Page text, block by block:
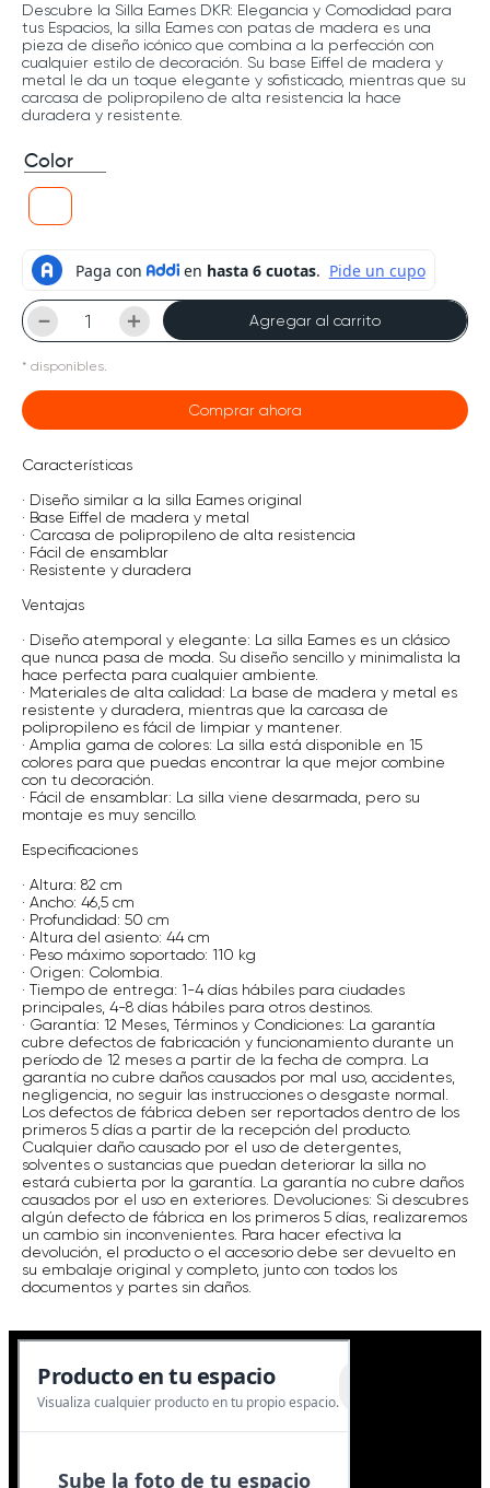
Descubre la Silla Eames DKR: Elegancia y Comodidad para
tus Espacios, la silla Eames con patas de madera es una
pieza de diseño icónico que combina a la perfección con
cualquier estilo de decoración. Su base Eiffel de madera y
metal le da un toque elegante y sofisticado, mientras que su
carcasa de polipropileno de alta resistencia la hace
duradera y resistente.
Color
＋
－ Agregar al carrito
* disponibles.
Comprar ahora
Características
· Diseño similar a la silla Eames original
· Base Eiffel de madera y metal
· Carcasa de polipropileno de alta resistencia
· Fácil de ensamblar
· Resistente y duradera
Ventajas
· Diseño atemporal y elegante: La silla Eames es un clásico
que nunca pasa de moda. Su diseño sencillo y minimalista la
hace perfecta para cualquier ambiente.
· Materiales de alta calidad: La base de madera y metal es
resistente y duradera, mientras que la carcasa de
polipropileno es fácil de limpiar y mantener.
· Amplia gama de colores: La silla está disponible en 15
colores para que puedas encontrar la que mejor combine
con tu decoración.
· Fácil de ensamblar: La silla viene desarmada, pero su
montaje es muy sencillo.
Especificaciones
· Altura: 82 cm
· Ancho: 46,5 cm
· Profundidad: 50 cm
· Altura del asiento: 44 cm
· Peso máximo soportado: 110 kg
· Origen: Colombia.
· Tiempo de entrega: 1-4 días hábiles para ciudades
principales, 4-8 días hábiles para otros destinos.
· Garantía: 12 Meses, Términos y Condiciones: La garantía
cubre defectos de fabricación y funcionamiento durante un
período de 12 meses a partir de la fecha de compra. La
garantía no cubre daños causados por mal uso, accidentes,
negligencia, no seguir las instrucciones o desgaste normal.
Los defectos de fábrica deben ser reportados dentro de los
primeros 5 días a partir de la recepción del producto.
Cualquier daño causado por el uso de detergentes,
solventes o sustancias que puedan deteriorar la silla no
estará cubierta por la garantía. La garantía no cubre daños
causados por el uso en exteriores. Devoluciones: Si descubres
algún defecto de fábrica en los primeros 5 días, realizaremos
un cambio sin inconvenientes. Para hacer efectiva la
devolución, el producto o el accesorio debe ser devuelto en
su embalaje original y completo, junto con todos los
documentos y partes sin daños.